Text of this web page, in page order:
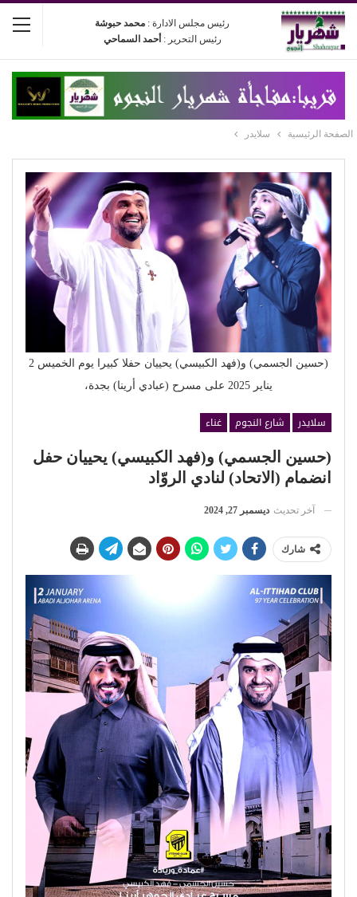
رئيس مجلس الادارة : محمد حبوشة
رئيس التحرير : أحمد السماحي
الصفحة الرئيسية سلايدر
(حسين الجسمي) و(فهد الكبيسي) يحييان حفلا كبيرا يوم الخميس 2
يناير 2025 على مسرح (عبادي أرينا) بجدة،
سلايدر شارع النجوم
غناء
(حسين الجسمي) و(فهد الكبيسي) يحييان حفل
انضمام (الاتحاد) لنادي الروّاد
آخر تحديث ديسمبر 27, 2024
شارك